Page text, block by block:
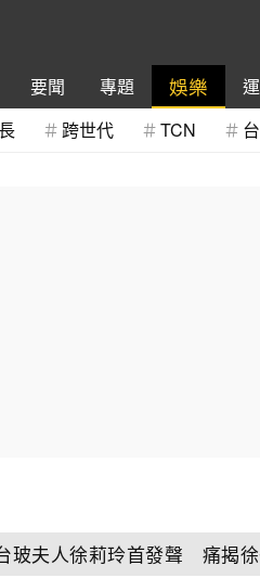
要聞 專題 娛樂
跨世代 TCN
玻夫人徐莉玲首發聲 痛揭